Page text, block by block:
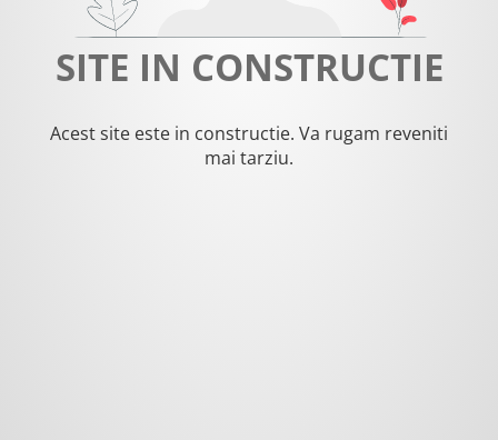
SITE IN CONSTRUCTIE
Acest site este in constructie. Va rugam reveniti
mai tarziu.